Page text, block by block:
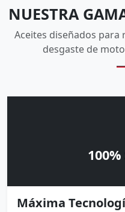
NUESTRA
Aceites diseñados
desgaste de
Máxima